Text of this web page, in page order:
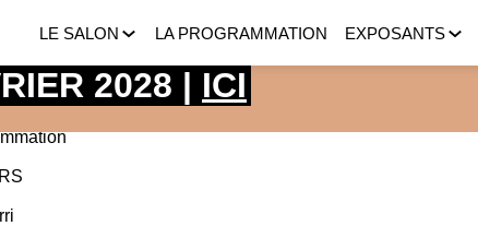
LE SALON LA PROGRAMMATION EXPOSANTS
2028 | ICI